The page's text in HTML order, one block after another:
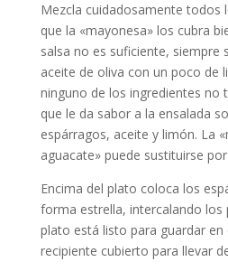
Mezcla cuidadosamente todos
que la «mayonesa» los cubra
salsa no es suficiente, siempre
aceite de oliva con un poco de
ninguno de los ingredientes no
que le da sabor a la ensalada
espárragos, aceite y limón. La
aguacate» puede sustituirse
Encima del plato coloca los
forma estrella, intercalando los
plato está listo para guardar
recipiente cubierto para llevar